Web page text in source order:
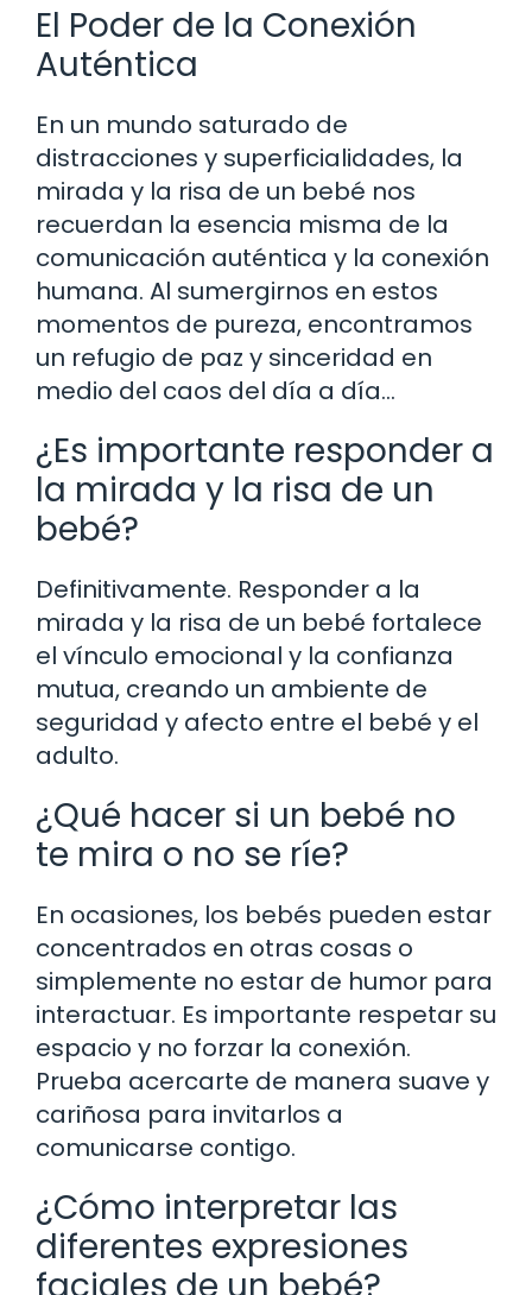
El Poder de la Conexión
Auténtica
En un mundo saturado de
distracciones y superficialidades, la
mirada y la risa de un bebé nos
recuerdan la esencia misma de la
comunicación auténtica y la conexión
humana. Al sumergirnos en estos
momentos de pureza, encontramos
un refugio de paz y sinceridad en
medio del caos del día a día…
¿Es importante responder a
la mirada y la risa de un
bebé?
Definitivamente. Responder a la
mirada y la risa de un bebé fortalece
el vínculo emocional y la confianza
mutua, creando un ambiente de
seguridad y afecto entre el bebé y el
adulto.
¿Qué hacer si un bebé no
te mira o no se ríe?
En ocasiones, los bebés pueden estar
concentrados en otras cosas o
simplemente no estar de humor para
interactuar. Es importante respetar su
espacio y no forzar la conexión.
Prueba acercarte de manera suave y
cariñosa para invitarlos a
comunicarse contigo.
¿Cómo interpretar las
diferentes expresiones
faciales de un bebé?